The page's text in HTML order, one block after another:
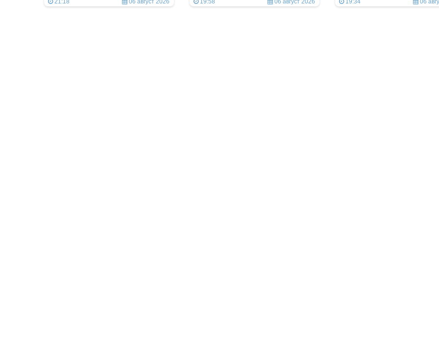
21:18 06 август 2026 19:58 06 август 2026 19:34 06